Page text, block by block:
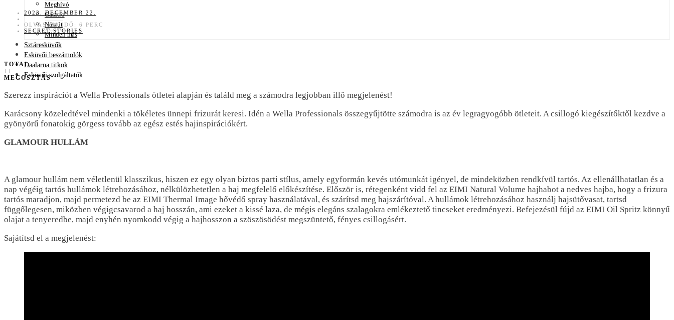
Meghívó
Gasztro
Nászút
Minden más
Sztáresküvők
Esküvői beszámolók
Daalarna titkok
Esküvői szolgáltatók
2023. DECEMBER 22.
OLVASÁSI IDŐ: 6 PERC
SECRET STORIES
TOTAL
11
MEGOSZTÁS
Szerezz inspirációt a Wella Professionals ötletei alapján és találd meg a számodra legjobban illő megjelenést!
Karácsony közeledtével mindenki a tökéletes ünnepi frizurát keresi. Idén a Wella Professionals összegyűjtötte számodra is az év legragyogóbb ötleteit. A csillogó kiegészítőktől kezdve a
gyönyörű fonatokig görgess tovább az egész estés hajinspirációkért.
GLAMOUR HULLÁM
A glamour hullám nem véletlenül klasszikus, hiszen ez egy olyan biztos parti stílus, amely egyformán kevés utómunkát igényel, de mindeközben rendkívül tartós. Az ellenállhatatlan és a
nap végéig tartós hullámok létrehozásához, nélkülözhetetlen a haj megfelelő előkészítése. Először is, rétegenként vidd fel az EIMI Natural Volume hajhabot a nedves hajba, hogy a frizura
tartós maradjon, majd permetezd be az EIMI Thermal Image hővédő spray használatával, és szárítsd meg hajszárítóval. A hullámok létrehozásához használj hajsütővasat, tartsd
függőlegesen, miközben végigcsavarod a haj hosszán, ami ezeket a kissé laza, de mégis elegáns szalagokra emlékeztető tincseket eredményezi. Befejezésül fújd az EIMI Oil Spritz könnyű
olajat a tenyeredbe, majd enyhén nyomkodd végig a hajhosszon a szöszösödést megszüntető, fényes csillogásért.
Sajátítsd el a megjelenést: